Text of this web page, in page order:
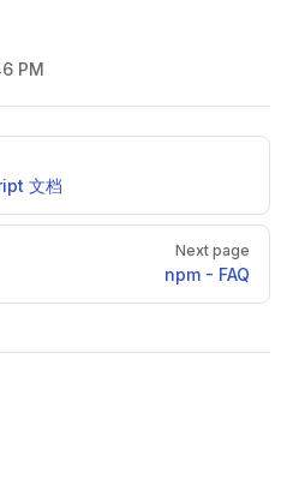
PM
文档
Next page
npm - FAQ